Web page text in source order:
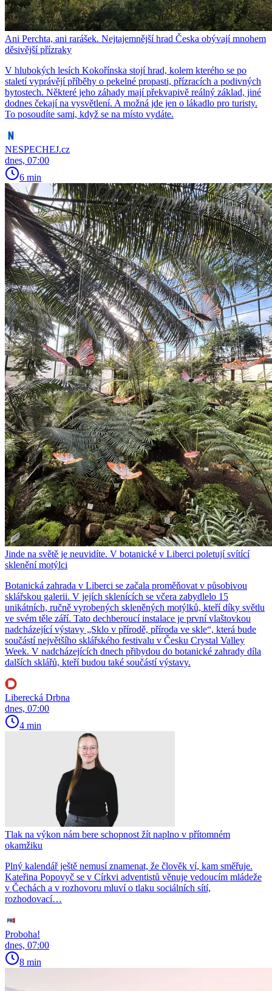
Ani Perchta, ani rarášek. Nejtajemnější hrad Česka obývají mnohem
děsivější přízraky
V hlubokých lesích Kokořínska stojí hrad, kolem kterého se po
staletí vyprávějí příběhy o pekelné propasti, přízracích a podivných
bytostech. Některé jeho záhady mají překvapivě reálný základ, jiné
dodnes čekají na vysvětlení. A možná jde jen o lákadlo pro turisty.
To posoudíte sami, když se na místo vydáte.
NESPECHEJ.cz
dnes, 07:00
6 min
Jinde na světě je neuvidíte. V botanické v Liberci poletují svítící
sklenění motýlci
Botanická zahrada v Liberci se začala proměňovat v působivou
sklářskou galerii. V jejích sklenících se včera zabydlelo 15
unikátních, ručně vyrobených skleněných motýlků, kteří díky světlu
ve svém těle září. Tato dechberoucí instalace je první vlaštovkou
nadcházející výstavy „Sklo v přírodě, příroda ve skle“, která bude
součástí největšího sklářského festivalu v Česku Crystal Valley
Week. V nadcházejících dnech přibydou do botanické zahrady díla
dalších sklářů, kteří budou také součástí výstavy.
Liberecká Drbna
dnes, 07:00
4 min
Tlak na výkon nám bere schopnost žít naplno v přítomném
okamžiku
Plný kalendář ještě nemusí znamenat, že člověk ví, kam směřuje.
Kateřina Popovyč se v Církvi adventistů věnuje vedoucím mládeže
v Čechách a v rozhovoru mluví o tlaku sociálních sítí,
rozhodovací…
Proboha!
dnes, 07:00
8 min